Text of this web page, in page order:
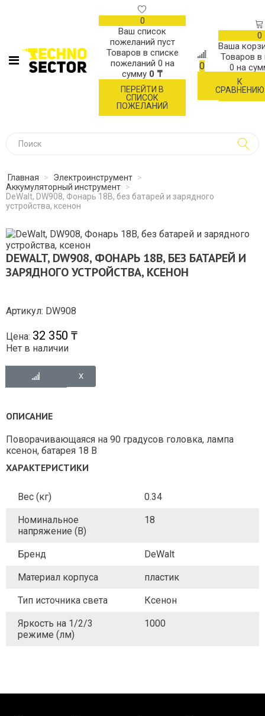
0
Ваш список
пожеланий пуст
Товаров в списке
пожеланий 0 на
сумму 0 ₸
ПЕРЕЙТИ В
СПИСОК
ПОЖЕЛАНИЙ
0
К
СРАВНЕНИЮ
0
Ваша
Товаров в
0 на
Главная > Электроинструмент >
Аккумуляторный инструмент >
DeWalt, DW908, Фонарь 18В, без батарей и зарядного
устройства, ксенон
DEWALT, DW908, ФОНАРЬ 18В, БЕЗ БАТАРЕЙ И
ЗАРЯДНОГО УСТРОЙСТВА, КСЕНОН
Артикул: DW908
Цена: 32 350 ₸
Нет в наличии
ОПИСАНИЕ
Поворачивающаяся на 90 градусов головка, лампа
ксенон, батарея 18 В
ХАРАКТЕРИСТИКИ
Вес (кг) 0.34
Номинальное
напряжение (В)
18
Бренд DeWalt
Материал корпуса пластик
Тип источника света Ксенон
Яркость на 1/2/3
режиме (лм)
1000